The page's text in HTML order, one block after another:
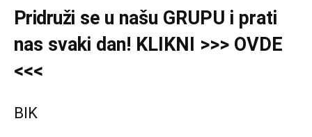
Pridruži se u našu GRUPU i prati
nas svaki dan! KLIKNI >>> OVDE
<<<
BIK